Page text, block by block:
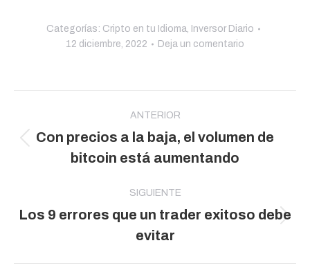
Categorías: Cripto en tu Idioma
Inversor Diario
12 diciembre, 2022
Deja un comentario
publicaciones
ANTERIOR
Publicación
anterior:
Con precios a la baja, el volumen de
bitcoin está aumentando
SIGUIENTE
Publicación
siguiente:
Los 9 errores que un trader exitoso debe
evitar